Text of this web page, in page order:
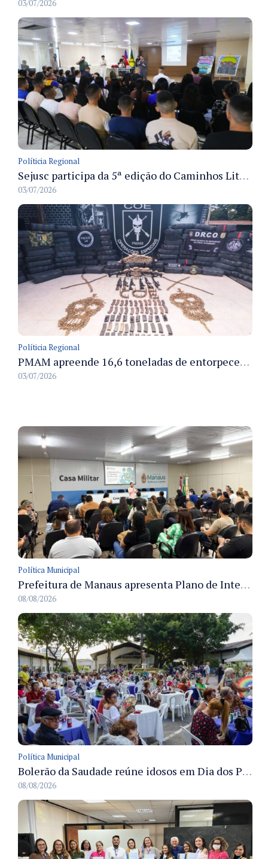
03/07/2026
Políticia Regional
Sejusc participa da 5ª edição do Caminhos Literários com foco na cultura hip-hop nas unidades socioeducativas
03/07/2026
Políticia Regional
PMAM apreende 16,6 toneladas de entorpecentes e registra aumento nas prisões em flagrante e nas capturas de foragidos no primeiro semestre de 2026
03/07/2026
Política Municipal
Prefeitura de Manaus apresenta Plano de Integridade da CGM e qualifica servidores para governança e conformidade no biênio 2027-2028
08/08/2026
Política Municipal
Bolerão da Saudade reúne idosos em Dia dos Pais promovido pela Fundação Dr. Thomas em Manaus
08/08/2026